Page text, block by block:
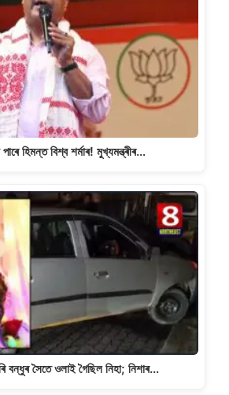
পাৰে হিমন্ত বিশ্ব শৰ্মাৰ! মুখ্যমন্ত্ৰীৰ…
বন্ধুৰ সৈতে ওলাই গৈছিল নিহা; নিশাৰ…